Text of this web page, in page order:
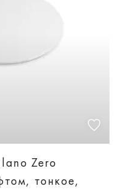
Zero
тонкое,